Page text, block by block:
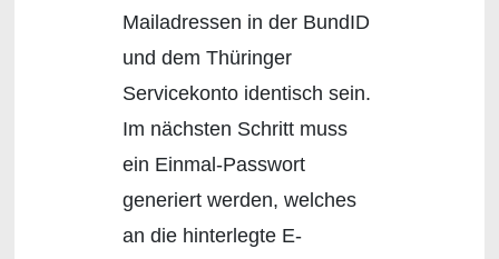
Mailadressen in der BundID
und dem Thüringer
Servicekonto identisch sein.
Im nächsten Schritt muss
ein Einmal-Passwort
generiert werden, welches
an die hinterlegte E-